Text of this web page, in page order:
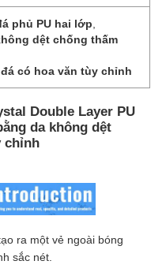
phủ PU hai lớp
dệt chống thấm
có hoa văn tùy chỉnh
Double Layer PU
da không dệt
chỉnh
ra một vẻ ngoài bóng
sắc nét.